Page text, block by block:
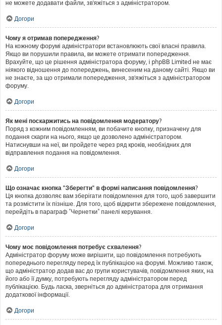
не можете додавати файли, зв'яжіться з адміністратором.
Догори
Чому я отримав попередження?
На кожному форумі адміністратори встановлюють свої власні правила.
Якщо ви порушили правила, ви можете отримати попередження.
Врахуйте, що це рішення адміністратора форуму, і phpBB Limited не має
ніякого відношення до попереджень, винесеним на даному сайті. Якщо ви
не знаєте, за що отримали попередження, зв'яжіться з адміністратором
форуму.
Догори
Як мені поскаржитись на повідомлення модератору?
Поряд з кожним повідомленням, ви побачите кнопку, призначену для
подання скарги на нього, якщо це дозволено адміністратором.
Натиснувши на неї, ви пройдете через ряд кроків, необхідних для
відправлення подання на повідомлення.
Догори
Що означає кнопка "Зберегти" в формі написання повідомлення?
Ця кнопка дозволяє вам зберігати повідомлення для того, щоб завершити
та розмістити їх пізніше. Для того, щоб відкрити збережене повідомлення,
перейдіть в параграф "Чернетки" панелі керування.
Догори
Чому моє повідомлення потребує схвалення?
Адміністратор форуму може вирішити, що повідомлення потребують
попереднього перегляду перед їх публікацією на форумі. Можливо також,
що адміністратор додав вас до групи користувачів, повідомлення яких, на
його або її думку, потребують перегляду адміністратором перед
публікацією. Будь ласка, зверніться до адміністратора для отримання
додаткової інформації.
Догори